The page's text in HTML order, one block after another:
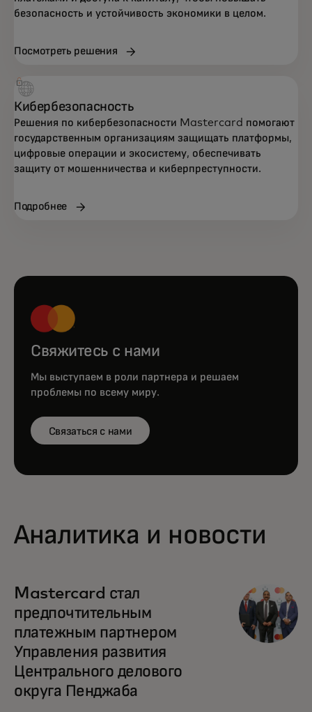
безопасность и устойчивость экономики в целом.
Посмотреть решения
Кибербезопасность
Решения по кибербезопасности Mastercard помогают
государственным организациям защищать платформы,
цифровые операции и экосистему, обеспечивать
защиту от мошенничества и киберпреступности.
Подробнее
Свяжитесь с нами
Мы выступаем в роли партнера и решаем
проблемы по всему миру.
Связаться с нами
Аналитика и новости
Mastercard стал
предпочтительным
платежным партнером
Управления развития
Центрального делового
округа Пенджаба